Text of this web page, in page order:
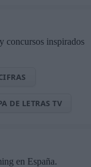
concursos inspirados
DE LETRAS TV
en España.